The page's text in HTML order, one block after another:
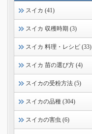
スイカ (41)
スイカ 収穫時期 (3)
スイカ 料理・レシピ (33)
スイカ 苗の選び方 (4)
スイカの受粉方法 (5)
スイカの品種 (304)
スイカの害虫 (6)